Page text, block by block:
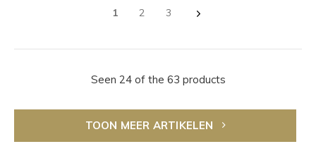
1 2 3
Seen 24 of the 63 products
TOON MEER ARTIKELEN